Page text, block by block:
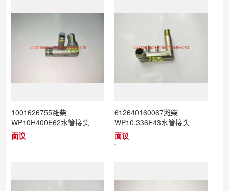
1001626755潍柴
WP10H400E62水管接头
面议
'
612640160067潍柴
WP10.336E43水管接头
面议
'